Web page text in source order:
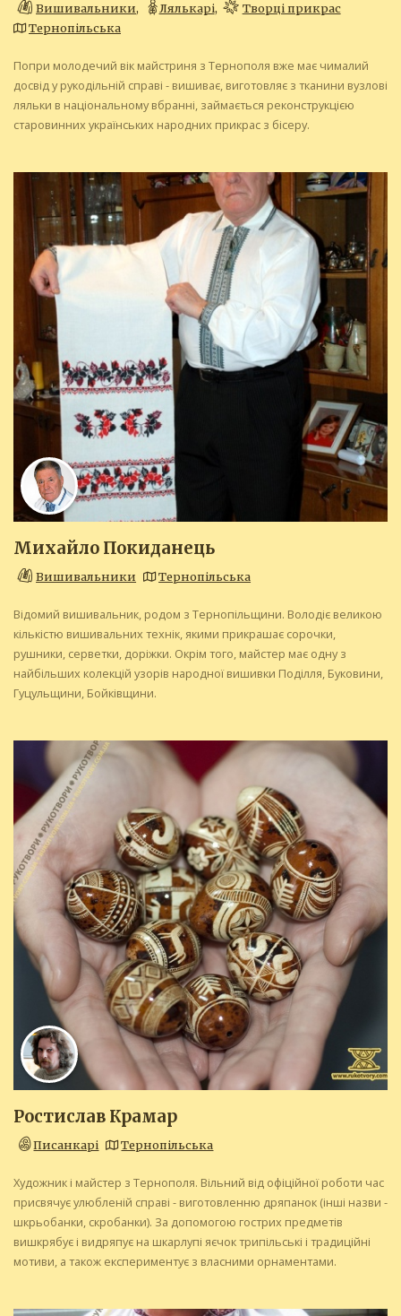
Вишивальники, Лялькарі,
Творці прикрас
Тернопільська
Попри молодечий вік майстриня з Тернополя вже має чималий
досвід у рукодільній справі - вишиває, виготовляє з тканини вузлові
ляльки в національному вбранні, займається реконструкцією
старовинних українських народних прикрас з бісеру.
Михайло Покиданець
Вишивальники Тернопільська
Відомий вишивальник, родом з Тернопільщини. Володіє великою
кількістю вишивальних технік, якими прикрашає сорочки,
рушники, серветки, доріжки. Окрім того, майстер має одну з
найбільших колекцій узорів народної вишивки Поділля, Буковини,
Гуцульщини, Бойківщини.
Ростислав Крамар
Писанкарі Тернопільська
Художник і майстер з Тернополя. Вільний від офіційної роботи час
присвячує улюбленій справі - виготовленню дряпанок (інші назви -
шкрьобанки, скробанки). За допомогою гострих предметів
вишкрябує і видряпує на шкарлупі яєчок трипільські і традиційні
мотиви, а також експериментує з власними орнаментами.